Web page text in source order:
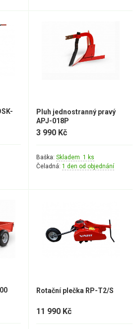
Pluh jednostranný pravý
APJ-018P
3 990 Kč
Baška: Skladem 1 ks
Čeladná: 1 den od objednání
Rotační plečka RP-T2/S
11 990 Kč